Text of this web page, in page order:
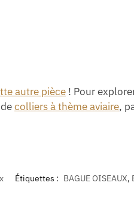
autre pièce ! Pour
decolliers à thème aviaire,
Étiquettes : BAGUE OISEAUX,